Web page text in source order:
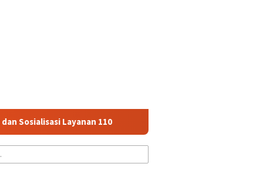
Layanan 110 Jasa Raharja Serahkan Santunan